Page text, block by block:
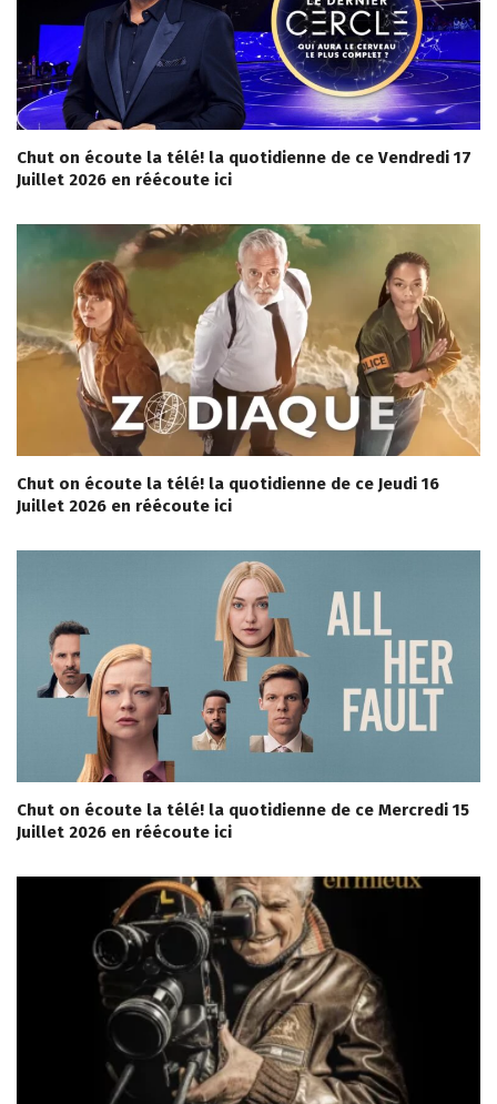
Chut on écoute la télé! la quotidienne de ce Vendredi 17
Juillet 2026 en réécoute ici
Chut on écoute la télé! la quotidienne de ce Jeudi 16
Juillet 2026 en réécoute ici
Chut on écoute la télé! la quotidienne de ce Mercredi 15
Juillet 2026 en réécoute ici